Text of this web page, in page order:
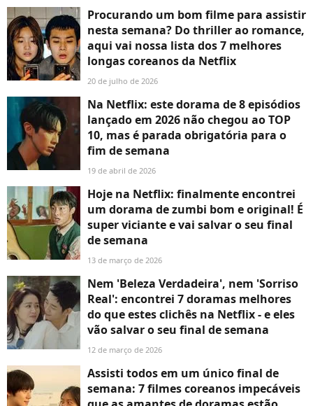
Procurando um bom filme para assistir
nesta semana? Do thriller ao romance,
aqui vai nossa lista dos 7 melhores
longas coreanos da Netflix
20 de julho de 2026
Na Netflix: este dorama de 8 episódios
lançado em 2026 não chegou ao TOP
10, mas é parada obrigatória para o
fim de semana
19 de abril de 2026
Hoje na Netflix: finalmente encontrei
um dorama de zumbi bom e original! É
super viciante e vai salvar o seu final
de semana
13 de março de 2026
Nem 'Beleza Verdadeira', nem 'Sorriso
Real': encontrei 7 doramas melhores
do que estes clichês na Netflix - e eles
vão salvar o seu final de semana
12 de março de 2026
Assisti todos em um único final de
semana: 7 filmes coreanos impecáveis